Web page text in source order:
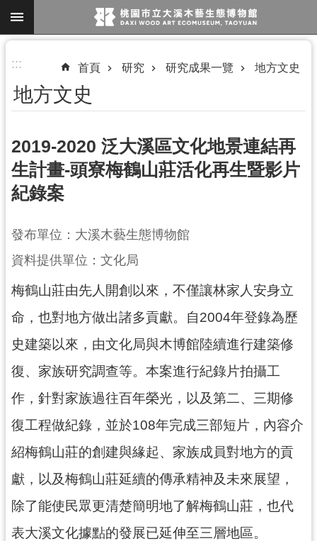
跳到主要內容區塊
搜
尋
參
觀
訊
展
覽
便
民
服
活
動
研
究
學
習
資
源
::: 首頁 研究 研究成果一覽 地方文史
地方文史
2019-2020 泛大溪區文化地景連結再
生計畫-頭寮梅鶴山莊活化再生暨影片
紀錄案
發布單位：大溪木藝生態博物館
資料提供單位：文化局
梅鶴山莊由先人開創以來，不僅讓林家人安身立
命，也對地方做出諸多貢獻。自2004年登錄為歷
史建築以來，由文化局與木博館陸續進行建築修
復、家族研究調查等。本案進行紀錄片拍攝工
作，針對家族過往百年榮光，以及第二、三期修
復工程做紀錄，並於108年完成三部短片，內容介
紹梅鶴山莊的創建與緣起、家族成員對地方的貢
獻，以及梅鶴山莊延續的傳承精神及未來展望，
除了能使民眾更清楚簡明地了解梅鶴山莊，也代
表大溪文化據點的發展已延伸至三層地區。